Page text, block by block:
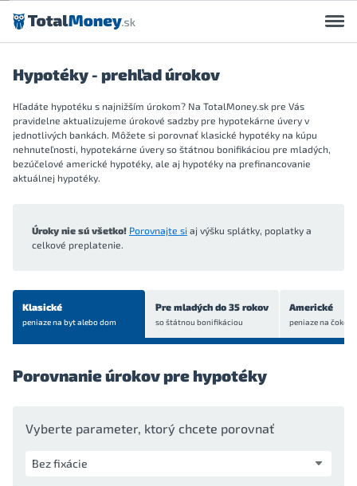
Preskočiť na obsah
Hypotéky - prehľad úrokov
Hľadáte hypotéku s najnižším úrokom? Na TotalMoney.sk pre Vás
pravidelne aktualizujeme úrokové sadzby pre hypotekárne úvery v
jednotlivých bankách. Môžete si porovnať klasické hypotéky na kúpu
nehnuteľnosti, hypotekárne úvery so štátnou bonifikáciou pre mladých,
bezúčelové americké hypotéky, ale aj hypotéky na prefinancovanie
aktuálnej hypotéky.
Úroky nie sú všetko! Porovnajte si aj výšku splátky, poplatky a
celkové preplatenie.
Klasické
peniaze na bytalebo dom
Pre mladých do 35 rokov
so štátnou bonifikáciou
Americké
peniaze na
Porovnanie úrokov pre hypotéky
Vyberte parameter, ktorý chcete porovnať